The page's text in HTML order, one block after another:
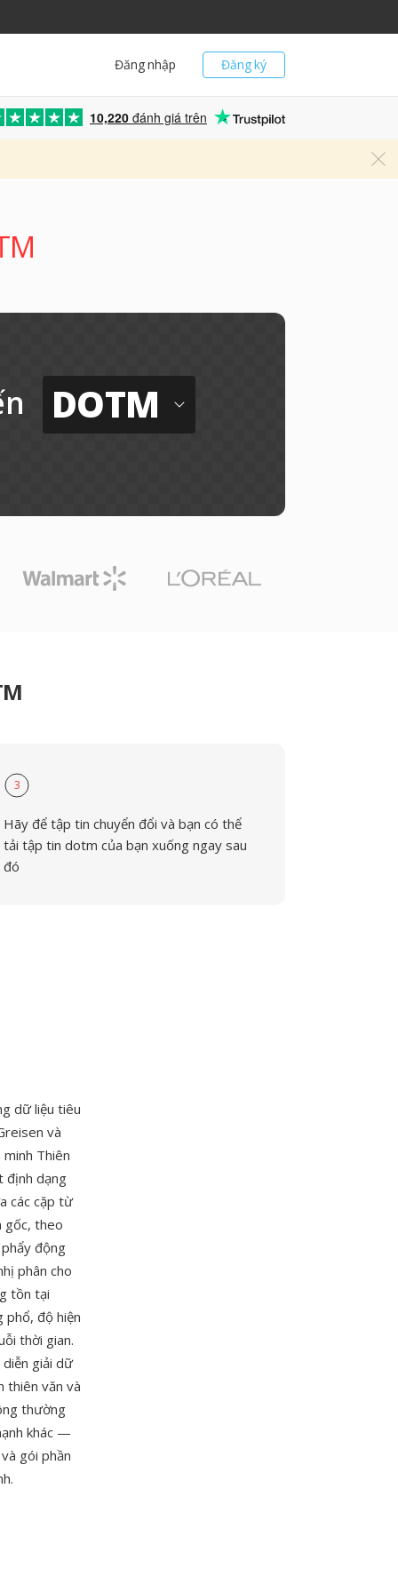
Đăng ký
Đăng nhập
10,220 đánh giá trên
DOTM
3
Hãy để tập tin chuyển đổi và bạn có thể
tải tập tin dotm của bạn xuống ngay sau
đó
dữ liệu tiêu
và
Thiên
định dạng
các cặp từ
gốc, theo
động
phân cho
tồn tại
phổ, độ hiện
thời gian.
giải dữ
thiên văn và
thường
khác —
gói phần